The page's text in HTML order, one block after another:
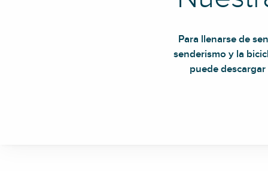
Para llenarse de
senderismo y la
puede